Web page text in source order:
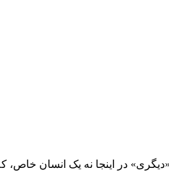
در اینجا نه یک انسان خاص،